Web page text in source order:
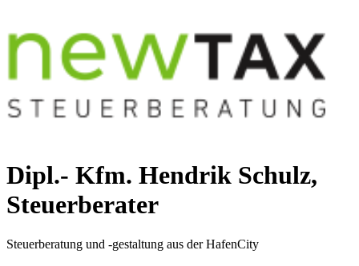
Dipl.- Kfm. Hendrik Schulz,
Steuerberater
Steuerberatung und -gestaltung aus der HafenCity